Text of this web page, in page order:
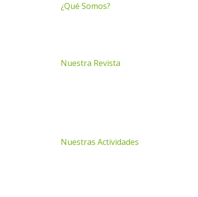
¿Qué Somos?
Nuestra Revista
Nuestras Actividades